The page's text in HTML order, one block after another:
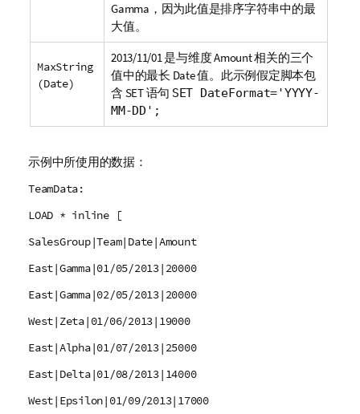
Gamma ，因为此值是排序字符串中的最
大值。
MaxString
(Date)
2013/11/01 是与维度Amount相关的三个
值中的最长 Date值。此示例假定脚本包
含 SET语句 SET DateFormat='YYYY-
MM-DD';
示例中所使用的数据：
TeamData:
LOAD * inline [
SalesGroup|Team|Date|Amount
East|Gamma|01/05/2013|20000
East|Gamma|02/05/2013|20000
West|Zeta|01/06/2013|19000
East|Alpha|01/07/2013|25000
East|Delta|01/08/2013|14000
West|Epsilon|01/09/2013|17000